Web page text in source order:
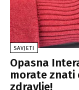
SAVJETI
Opasna
morate znati
zdravlje!